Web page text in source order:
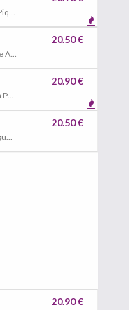
Blancs De Poulet Avec Une Sauce Masala Piquante, Piment Vert, Gingembre
Filet De Cuisse Poulet Cuit Dans Une Sauce Au Beurre, Tomates
20.50 €
Blancs De Poulet Cuits Dans Une Sauce Un Peu Piquante, Ail , Gingembre , Poivrons, Épinards, Hachés, Tomate
20.90 €
Blancs De Poulet Cuits Curry Avec Des Légumes Frais
20.50 €
20.90 €